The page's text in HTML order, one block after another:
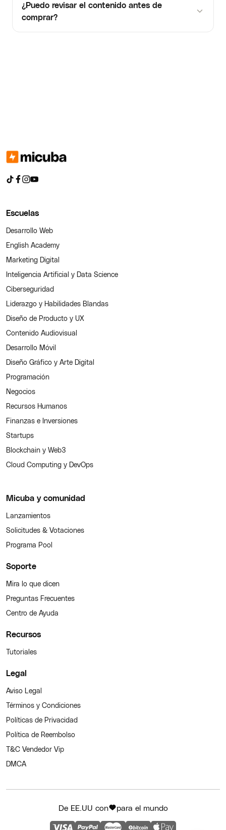
¿Puedo revisar el contenido antes de
comprar?
Escuelas
Desarrollo Web
English Academy
Marketing Digital
Inteligencia Artificial y Data Science
Ciberseguridad
Liderazgo y Habilidades Blandas
Diseño de Producto y UX
Contenido Audiovisual
Desarrollo Móvil
Diseño Gráfico y Arte Digital
Programación
Negocios
Recursos Humanos
Finanzas e Inversiones
Startups
Blockchain y Web3
Cloud Computing y DevOps
Micuba y comunidad
Lanzamientos
Solicitudes & Votaciones
Programa Pool
Soporte
Mira lo que dicen
Preguntas Frecuentes
Centro de Ayuda
Recursos
Tutoriales
Legal
Aviso Legal
Términos y Condiciones
Políticas de Privacidad
Política de Reembolso
T&C Vendedor Vip
DMCA
De EE.UU con para el mundo